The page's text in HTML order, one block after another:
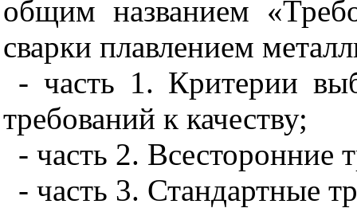
общим названием
сварки плавлением
- часть 1. Критерии
требований к качеству;
- часть 2. Всесторонние
- часть 3. Стандартные